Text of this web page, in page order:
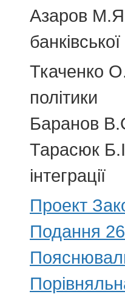
Азаров М.Я.
Ткаченко
політики
Баранов
Тарасюк
інтеграції
Проект
Подання